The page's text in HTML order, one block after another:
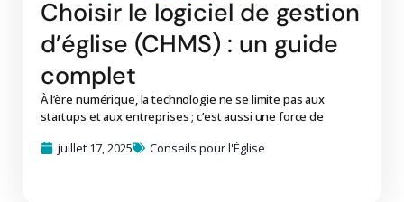
Choisir le logiciel de gestion
d’église (CHMS) : un guide
complet
À l’ère numérique, la technologie ne se limite pas aux
startups et aux entreprises ; c’est aussi une force de
juillet 17, 2025
Conseils pour l'Église